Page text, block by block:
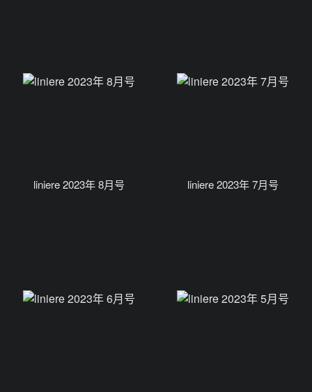
liniere 2023年 8月号 liniere 2023年 7月号